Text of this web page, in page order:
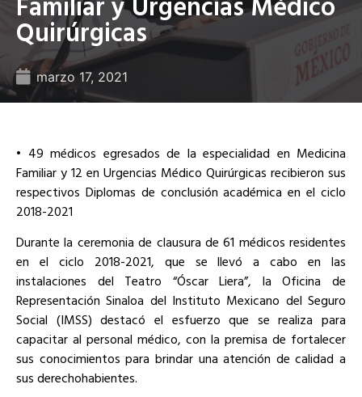
Quirúrgicas
marzo 17, 2021
• 49 médicos egresados de la especialidad en Medicina
Familiar y 12 en Urgencias Médico Quirúrgicas recibieron sus
respectivos Diplomas de conclusión académica en el ciclo
2018-2021
Durante la ceremonia de clausura de 61 médicos residentes
en el ciclo 2018-2021, que se llevó a cabo en las
instalaciones del Teatro “Óscar Liera”, la Oficina de
Representación Sinaloa del Instituto Mexicano del Seguro
Social (IMSS) destacó el esfuerzo que se realiza para
capacitar al personal médico, con la premisa de fortalecer
sus conocimientos para brindar una atención de calidad a
sus derechohabientes.